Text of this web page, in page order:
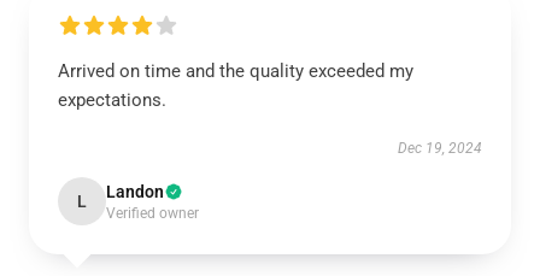
Arrived on time and the quality exceeded my
expectations.
Dec 19, 2024
L Landon
Verified owner